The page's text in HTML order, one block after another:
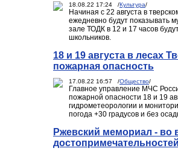
18.08.22 17:24 /Культура/
Начиная с 22 августа в
ежедневно будут показывать
зале ТОДК в 12 и 17 часов
школьников.
18 и 19 августа в лесах
пожарная опасность
17.08.22 16:57 /Общество/
Главное управление МЧС
пожарной опасности 18 и 19
гидрометеорологии и
погода +30 градусов и без
Ржевский мемориал - во